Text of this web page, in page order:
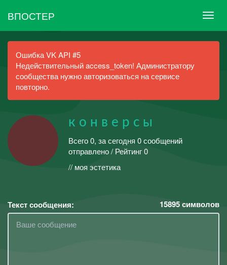
ВПОСТЕР
Ошибка VK API #5
Недействительный access_token! Администратору
сообщества нужно авторизоваться на сервисе
повторно.
к о н в е р с ы
Всего 0, за сегодня 0 сообщений
отправлено / Рейтинг 0
// моя эстетика
Текст сообщения: 15895символов